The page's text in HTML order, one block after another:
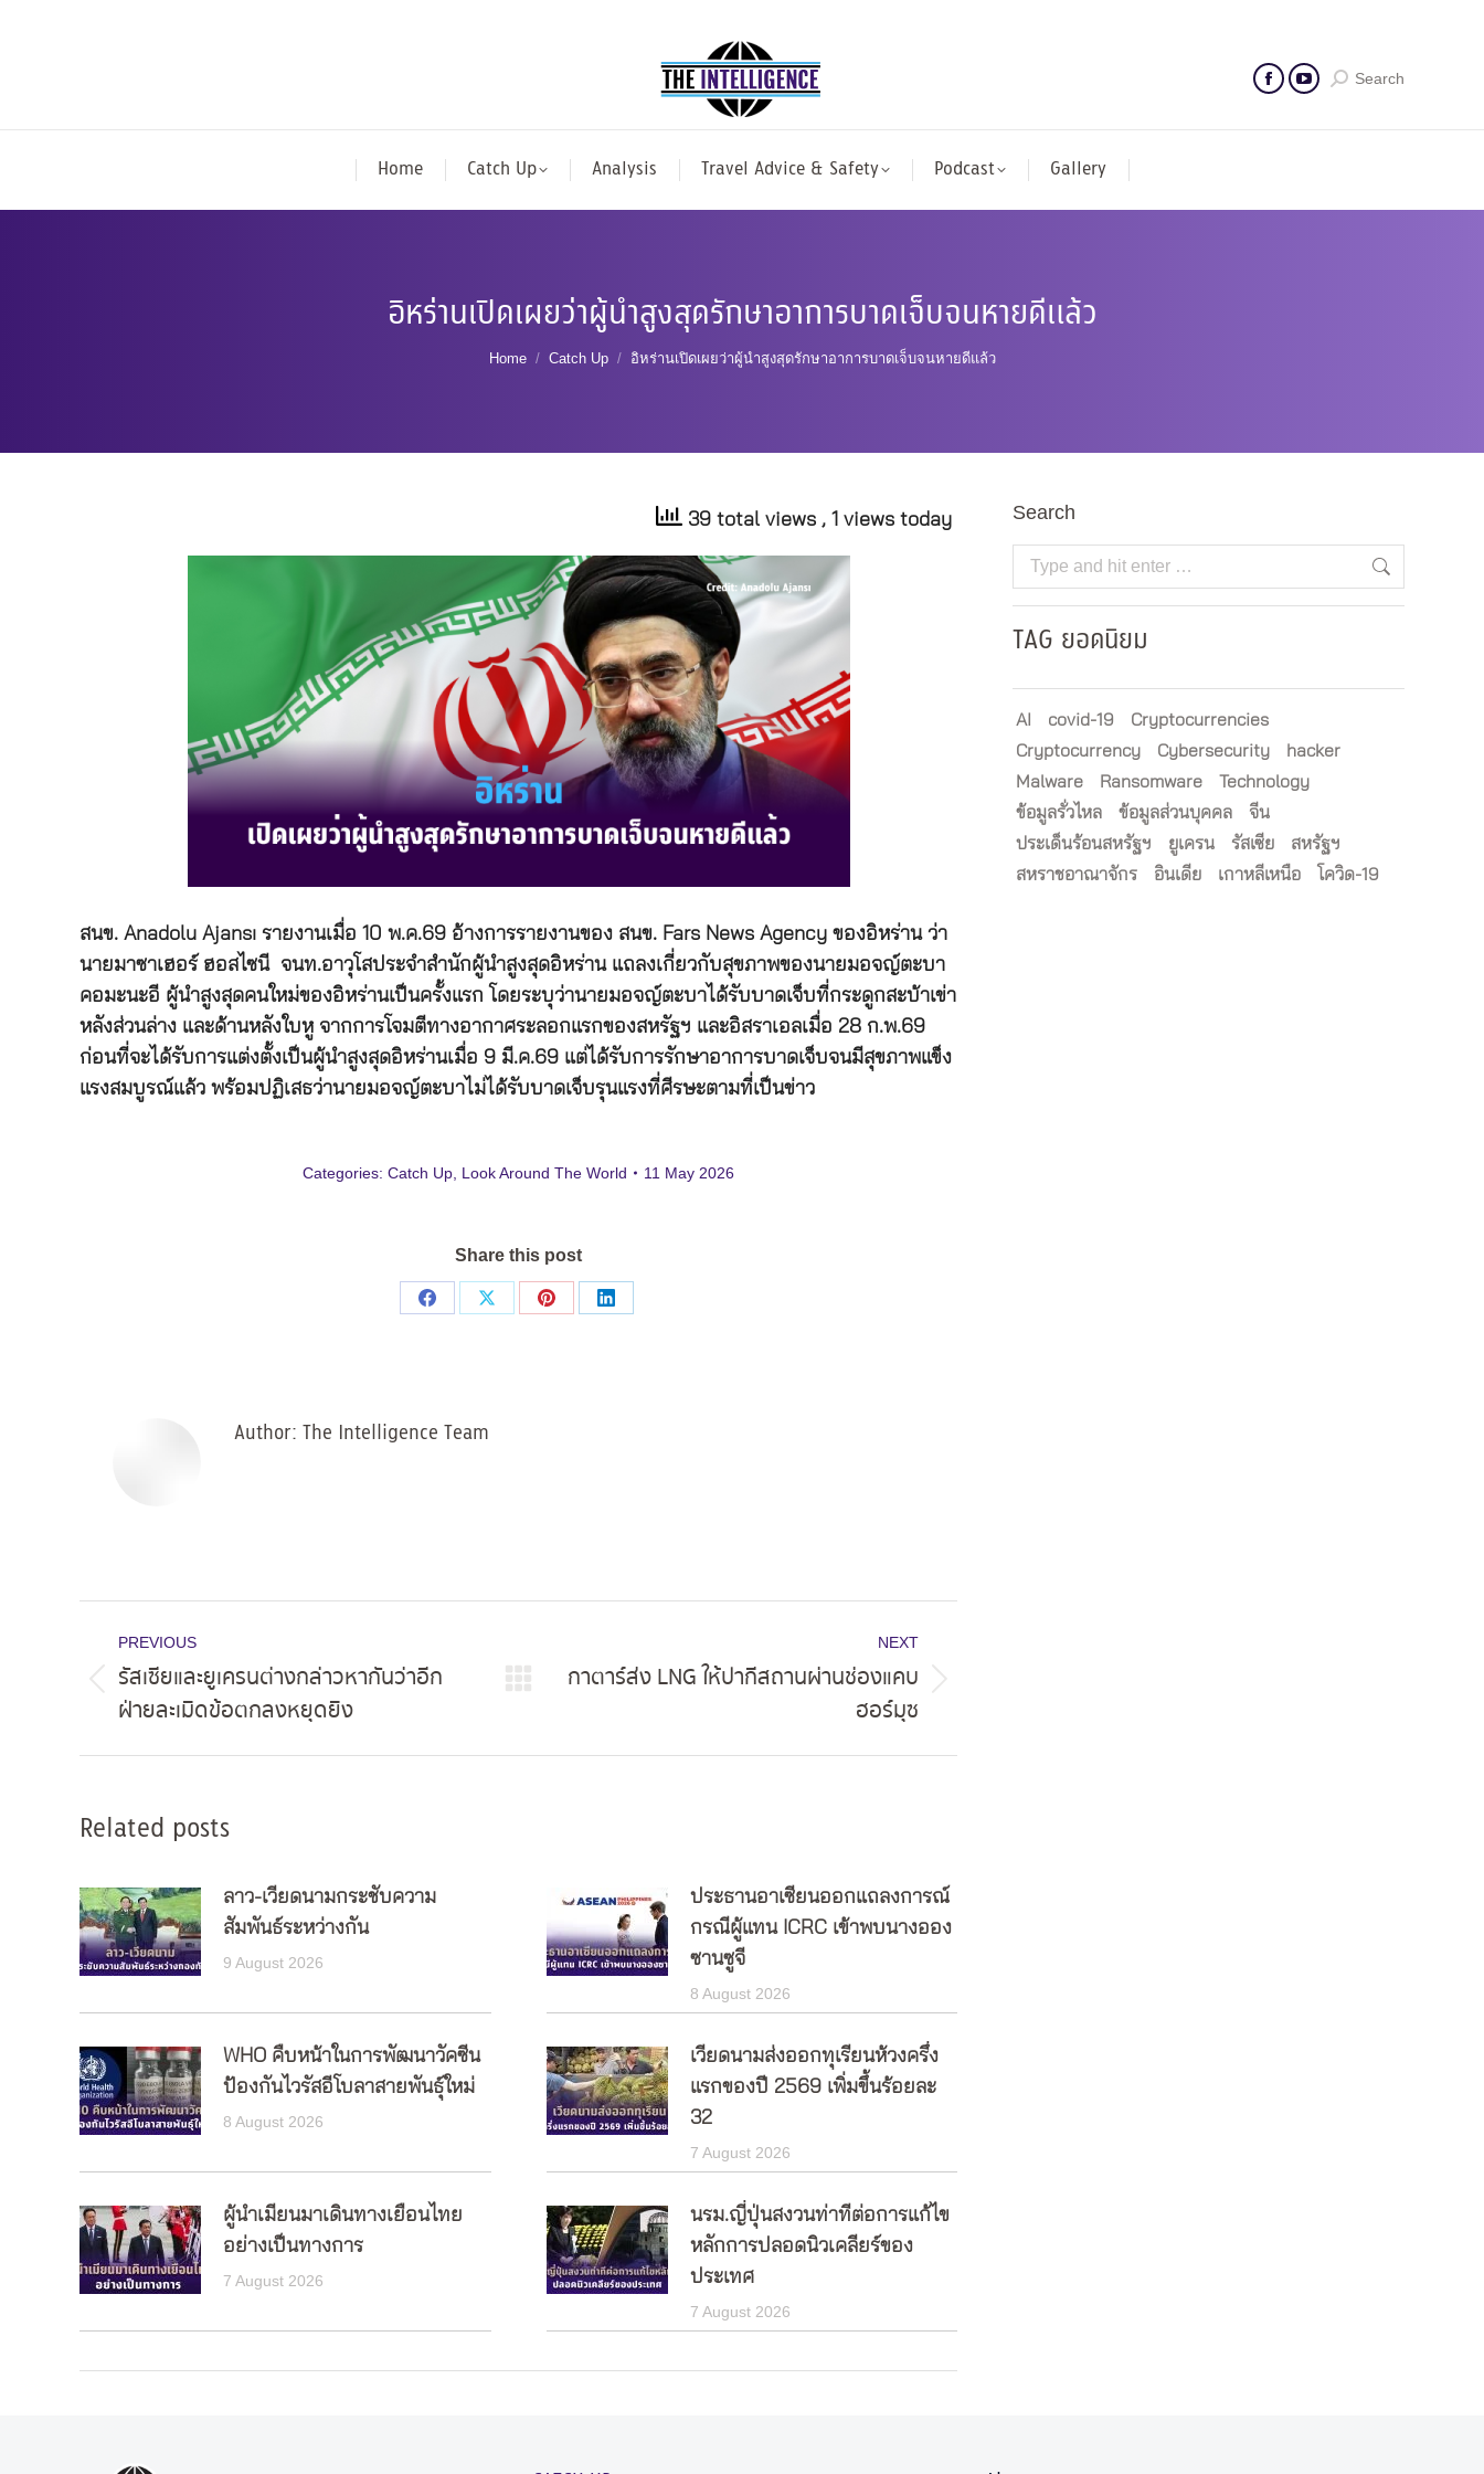
Search
Home Catch Up Analysis Travel Advice & Safety Podcast Gallery
อิหร่านเปิดเผยว่าผู้นำสูงสุดรักษาอาการบาดเจ็บจนหายดีแล้ว
You are here:
Home Catch Up อิหร่านเปิดเผยว่าผู้นำสูงสุดรักษาอาการบาดเจ็บจนหายดีแล้ว
39 total views , 1 views today
สนข. Anadolu Ajansı รายงานเมื่อ 10 พ.ค.69 อ้างการรายงานของ สนข. Fars News Agency ของอิหร่าน ว่า
นายมาซาเฮอร์ ฮอสไซนี จนท.อาวุโสประจำสำนักผู้นำสูงสุดอิหร่าน แถลงเกี่ยวกับสุขภาพของนายมอจญ์ตะบา
คอมะนะอี ผู้นำสูงสุดคนใหม่ของอิหร่านเป็นครั้งแรก โดยระบุว่านายมอจญ์ตะบาได้รับบาดเจ็บที่กระดูกสะบ้าเข่า
หลังส่วนล่าง และด้านหลังใบหู จากการโจมตีทางอากาศระลอกแรกของสหรัฐฯ และอิสราเอลเมื่อ 28 ก.พ.69
ก่อนที่จะได้รับการแต่งตั้งเป็นผู้นำสูงสุดอิหร่านเมื่อ 9 มี.ค.69 แต่ได้รับการรักษาอาการบาดเจ็บจนมีสุขภาพแข็ง
แรงสมบูรณ์แล้ว พร้อมปฏิเสธว่านายมอจญ์ตะบาไม่ได้รับบาดเจ็บรุนแรงที่ศีรษะตามที่เป็นข่าว
Categories: Catch Up Look Around The World 11 May 2026
Share this post
Share
Share
Share
Share
Author: The Intelligence Team
navigation
PREVIOUS
post:
รัสเซียและยูเครนต่างกล่าวหากันว่าอีก
ฝ่ายละเมิดข้อตกลงหยุดยิง
NEXT
กาตาร์ส่ง LNG ให้ปากีสถานผ่านช่องแคบ
ฮอร์มุซ
Related posts
ลาว-เวียดนามกระชับความ
สัมพันธ์ระหว่างกัน
9 August 2026
ประธานอาเซียนออกแถลงการณ์
กรณีผู้แทน ICRC เข้าพบนางออง
ซานซูจี
8 August 2026
WHO คืบหน้าในการพัฒนาวัคซีน
ป้องกันไวรัสอีโบลาสายพันธุ์ใหม่
8 August 2026
เวียดนามส่งออกทุเรียนห้วงครึ่ง
แรกของปี 2569 เพิ่มขึ้นร้อยละ
32
7 August 2026
ผู้นำเมียนมาเดินทางเยือนไทย
อย่างเป็นทางการ
7 August 2026
นรม.ญี่ปุ่นสงวนท่าทีต่อการแก้ไข
หลักการปลอดนิวเคลียร์ของ
ประเทศ
7 August 2026
Search
Search:
TAG ยอดนิยม
AI covid-19
Cryptocurrencies
Cryptocurrency
Cybersecurity
hacker
Malware
Ransomware
Technology
ข้อมูลรั่วไหล
ข้อมูลส่วนบุคคล
จีน
ประเด็นร้อนสหรัฐฯ
ยูเครน รัสเซีย
สหรัฐฯ
สหราชอาณาจักร
อินเดีย เกาหลีเหนือ โควิด-19